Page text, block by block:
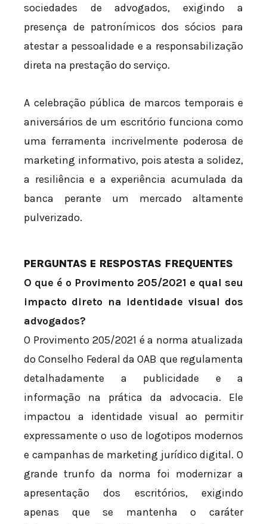
sociedades de advogados, exigindo a
presença de patronímicos dos sócios para
atestar a pessoalidade e a responsabilização
direta na prestação do serviço.
A celebração pública de marcos temporais e
aniversários de um escritório funciona como
uma ferramenta incrivelmente poderosa de
marketing informativo, pois atesta a solidez,
a resiliência e a experiência acumulada da
banca perante um mercado altamente
pulverizado.
PERGUNTAS E RESPOSTAS FREQUENTES
O que é o Provimento 205/2021 e qual seu
impacto direto na identidade visual dos
advogados?
O Provimento 205/2021 é a norma atualizada
do Conselho Federal da OAB que regulamenta
detalhadamente a publicidade e a
informação na prática da advocacia. Ele
impactou a identidade visual ao permitir
expressamente o uso de logotipos modernos
e campanhas de marketing jurídico digital. O
grande trunfo da norma foi modernizar a
apresentação dos escritórios, exigindo
apenas que se mantenha o caráter